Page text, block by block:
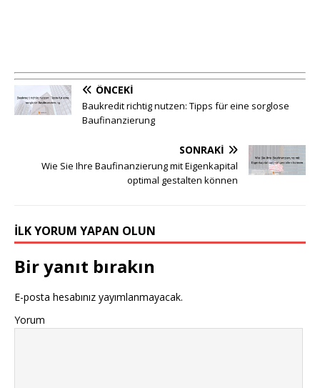
ÖNCEKI
Baukredit richtig nutzen: Tipps für eine sorglose
Baufinanzierung
SONRAKI
Wie Sie Ihre Baufinanzierung mit Eigenkapital
optimal gestalten können
İLK YORUM YAPAN OLUN
Bir yanıt bırakın
E-posta hesabınız yayımlanmayacak.
Yorum